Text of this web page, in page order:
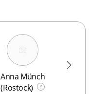
Anna Münch
(Rostock)